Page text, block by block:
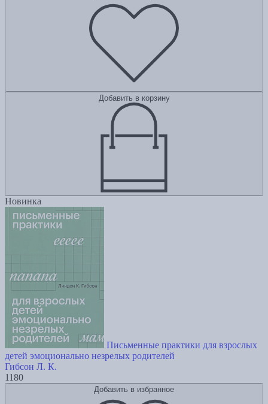
Добавить в корзину
Новинка
Письменные практики для взрослых
детей эмоционально незрелых родителей
Гибсон Л. К.
1180
Добавить в избранное